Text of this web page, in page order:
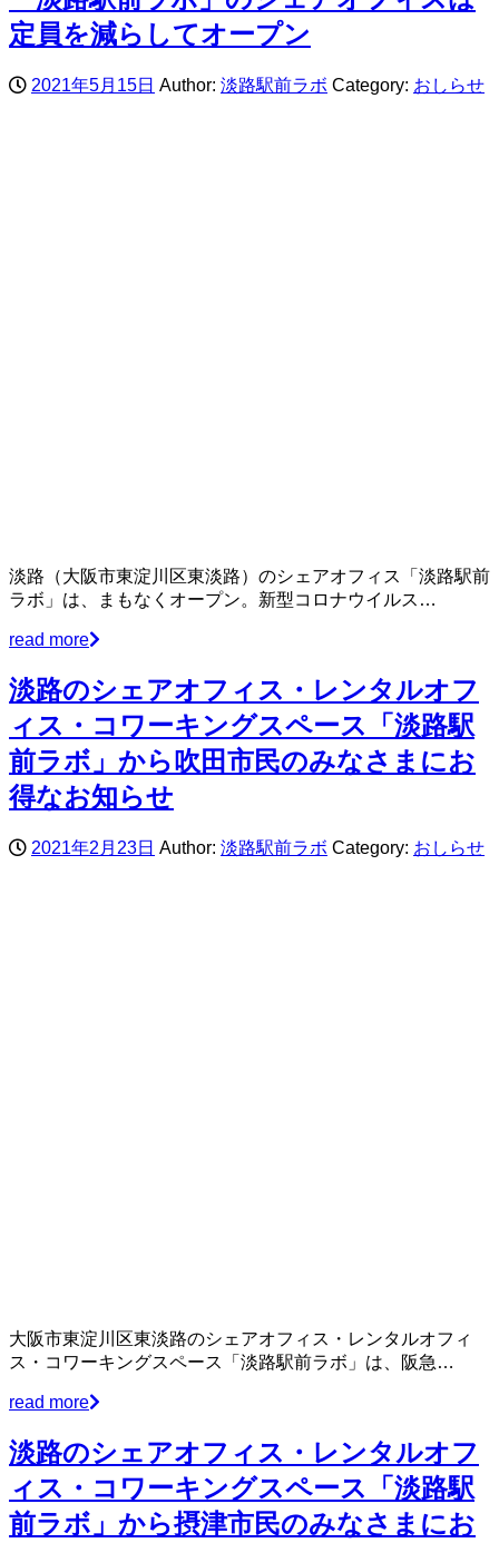
定員を減らしてオープン
2021年5月15日 Author: 淡路駅前ラボ Category: おしらせ
淡路（大阪市東淀川区東淡路）のシェアオフィス「淡路駅前
ラボ」は、まもなくオープン。新型コロナウイルス…
read more
淡路のシェアオフィス・レンタルオフ
ィス・コワーキングスペース「淡路駅
前ラボ」から吹田市民のみなさまにお
得なお知らせ
2021年2月23日 Author: 淡路駅前ラボ Category: おしらせ
大阪市東淀川区東淡路のシェアオフィス・レンタルオフィ
ス・コワーキングスペース「淡路駅前ラボ」は、阪急…
read more
淡路のシェアオフィス・レンタルオフ
ィス・コワーキングスペース「淡路駅
前ラボ」から摂津市民のみなさまにお